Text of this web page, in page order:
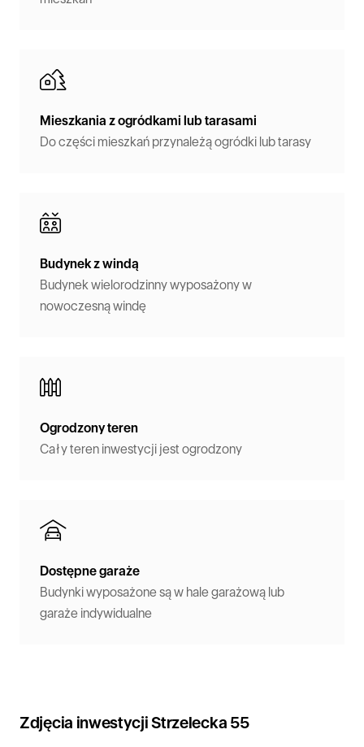
Mieszkania z ogródkami lub tarasami
Do części mieszkań przynależą ogródki lub tarasy
Budynek z windą
Budynek wielorodzinny wyposażony w
nowoczesną windę
Ogrodzony teren
Cały teren inwestycji jest ogrodzony
Dostępne garaże
Budynki wyposażone są w hale garażową lub
garaże indywidualne
Zdjęcia inwestycji Strzelecka 55